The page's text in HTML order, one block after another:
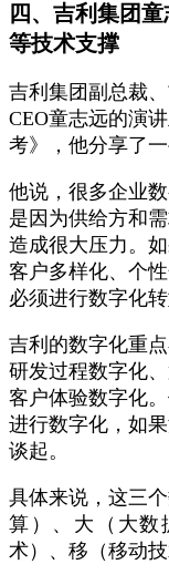
四、吉利集团
等技术支撑
吉利集团副总裁
CEO童志远的演
考》，他分享了
他说，很多企业
是因为供给方和
造成很大压力。
客户多样化、个
必须进行数字化转
吉利的数字化重
研发过程数字化
客户体验数字化
进行数字化，如
谈起。
具体来说，这三
算）、大（大数
术）、移（移动